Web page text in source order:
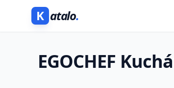
K atalo.
EGOCHEF